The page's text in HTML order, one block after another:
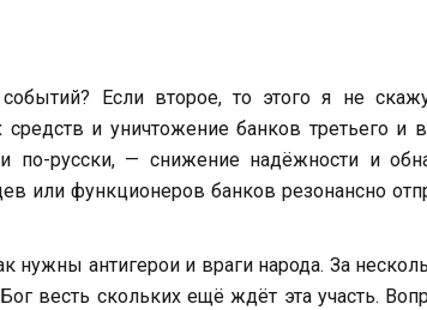
Если второе, то этого я не
и уничтожение банков третьего и
по-русски, — снижение надёжности и
или функционеров банков резонансно
антигерои и враги народа. За
весть скольких ещё ждёт эта участь.